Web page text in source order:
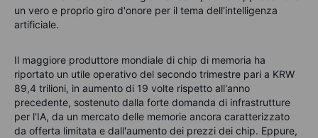
un vero e proprio giro d'onore per il tema dell'intelligenza
artificiale.
Il maggiore produttore mondiale di chip di memoria ha
riportato un utile operativo del secondo trimestre pari a KRW
89,4 trilioni, in aumento di 19 volte rispetto all'anno
precedente, sostenuto dalla forte domanda di infrastrutture
per l'IA, da un mercato delle memorie ancora caratterizzato
da offerta limitata e dall'aumento dei prezzi dei chip. Eppure,